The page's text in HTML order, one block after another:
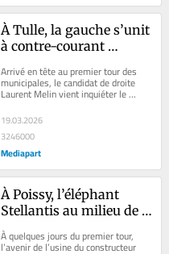
À Tulle, la gauche s’unit
à contre-courant
Arrivé en tête au premier tour des
municipales, le candidat de droite
Laurent Melin vient inquiéter le
bastion socialiste de Tulle. Pour
éviter la...
19.03.2026
3246000
Mediapart
À Poissy, l’éléphant
Stellantis au milieu de
À quelques jours du premier tour,
l’avenir de l’usine du constructeur